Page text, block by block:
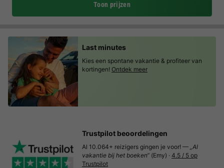
Toon prijzen
Last minutes
Kies een spontane vakantie & profiteer van
kortingen! Ontdek meer
Trustpilot beoordelingen
Al 10.064+ reizigers gingen je voor! — „Al
vakantie bij het boeken“ (Emy) · 4.5 / 5 op
Trustpilot